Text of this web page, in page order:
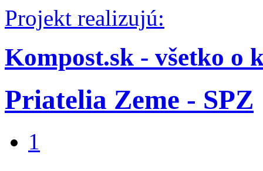
Projekt realizujú:
Kompost.sk - všetko o
Priatelia Zeme - SPZ
1